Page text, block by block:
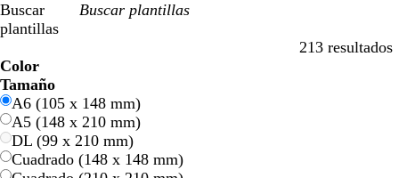
Buscar
plantillas
213 resultados
Filtros
Color
A
z
u
l
A
z
u
l
V
e
r
d
e
V
e
r
d
e
A
m
a
r
i
A
m
a
r
i
N
a
r
a
n
N
a
r
a
n
R
o
j
o
R
o
j
o
G
r
i
s
G
r
i
s
B
l
a
n
c
B
l
a
n
c
N
e
g
r
o
N
e
g
r
o
M
a
r
r
ó
M
a
r
r
ó
C
r
e
m
a
C
r
e
m
a
M
o
r
a
d
M
o
r
a
d
R
o
s
a
R
o
s
a
Tamaño
A6 (105 x 148 mm)
A5 (148 x 210 mm)
DL (99 x 210 mm)
Cuadrado (148 x 148 mm)